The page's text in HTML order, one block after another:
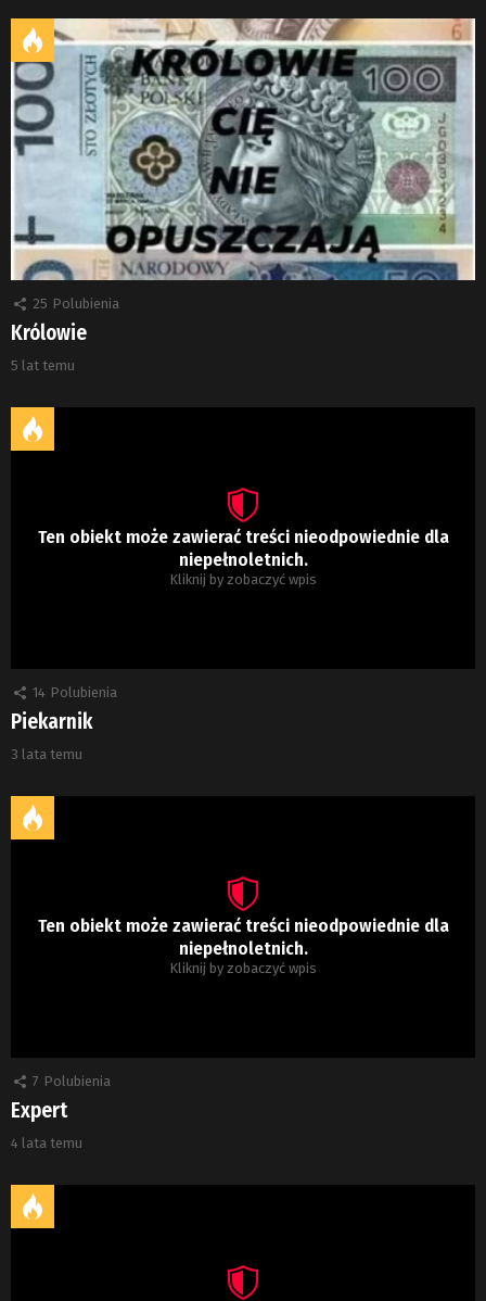
25 Polubienia
Królowie
5 lat temu
Ten obiekt może zawierać treści nieodpowiednie dla
niepełnoletnich.
Kliknij by zobaczyć wpis
14 Polubienia
Piekarnik
3 lata temu
Ten obiekt może zawierać treści nieodpowiednie dla
niepełnoletnich.
Kliknij by zobaczyć wpis
7 Polubienia
Expert
4 lata temu